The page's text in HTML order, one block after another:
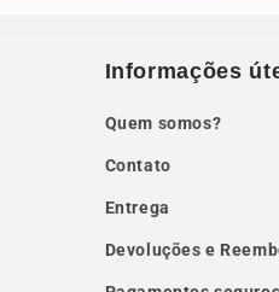
Informações
Quem somos?
Contato
Entrega
Devoluções e